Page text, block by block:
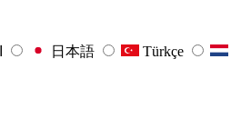
日本語 Türkçe